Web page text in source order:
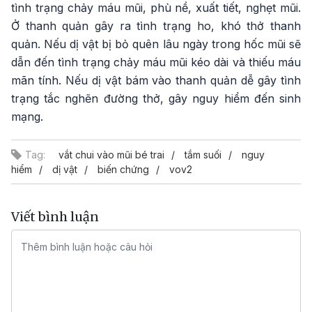
tình trạng chảy máu mũi, phù nề, xuất tiết, nghẹt mũi.
Ở thanh quản gây ra tình trạng ho, khó thở thanh
quản. Nếu dị vật bị bỏ quên lâu ngày trong hốc mũi sẽ
dẫn đến tình trạng chảy máu mũi kéo dài và thiếu máu
mãn tính. Nếu dị vật bám vào thanh quản dễ gây tình
trạng tắc nghẽn đường thở, gây nguy hiểm đến sinh
mạng.
Tag: vắt chui vào mũi bé trai tắm suối
nguy
hiểm
dị vật biến chứng vov2
Viết bình luận